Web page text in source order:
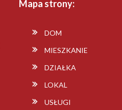
Mapa strony:
DOM
MIESZKANIE
DZIAŁKA
LOKAL
USŁUGI